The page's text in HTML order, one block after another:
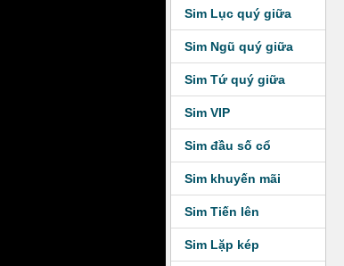
Sim Lục quý giữa
Sim Ngũ quý giữa
Sim Tứ quý giữa
Sim VIP
Sim đầu số cổ
Sim khuyến mãi
Sim Tiến lên
Sim Lặp kép